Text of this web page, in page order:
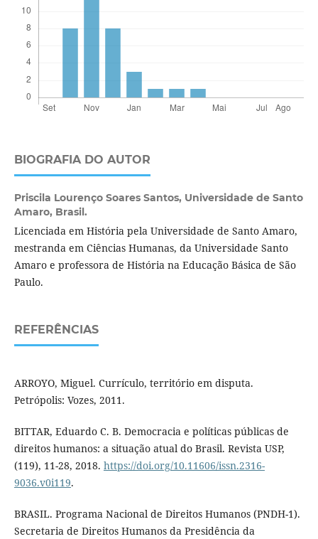
BIOGRAFIA DO AUTOR
Priscila Lourenço Soares Santos, Universidade de Santo
Amaro, Brasil.
Licenciada em História pela Universidade de Santo Amaro,
mestranda em Ciências Humanas, da Universidade Santo
Amaro e professora de História na Educação Básica de São
Paulo.
REFERÊNCIAS
ARROYO, Miguel. Currículo, território em disputa.
Petrópolis: Vozes, 2011.
BITTAR, Eduardo C. B. Democracia e políticas públicas de
direitos humanos: a situação atual do Brasil. Revista USP,
(119), 11-28, 2018. https://doi.org/10.11606/issn.2316-
9036.v0i119.
BRASIL. Programa Nacional de Direitos Humanos (PNDH-1).
Secretaria de Direitos Humanos da Presidência da